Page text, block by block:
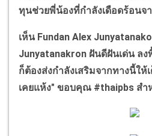
ทุนช่วยพี่น้องที่กำลังเดือดร้อนจ
เห็น Fundan Alex
Junyatanakron ฝันดีฝันเด่น ล
ก็ต้องส่งกำลังเสริมจากทางนี้ให้
เคยแห้ง" ขอบคุณ #thaipbs สำ